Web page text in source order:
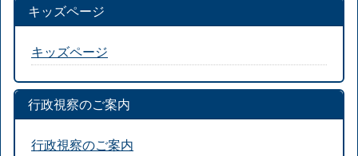
キッズページ
キッズページ
行政視察のご案内
行政視察のご案内